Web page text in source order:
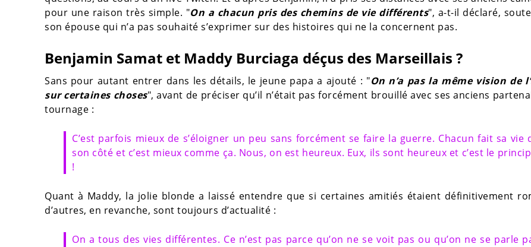
pour une raison très simple. "On a chacun pris des chemins de vie différents", a-t-il déclaré,
son épouse qui n’a pas souhaité s’exprimer sur des histoires qui ne la concernent pas.
Benjamin Samat et Maddy Burciaga déçus des Marseillais ?
Sans pour autant entrer dans les détails, le jeune papa a ajouté : "On n’a pas la même vision de
sur certaines choses", avant de préciser qu’il n’était pas forcément brouillé avec ses anciens
tournage :
C’est parfois mieux de s’éloigner un peu sans forcément se faire la guerre. Chacun fait sa vie
son côté et c’est mieux comme ça. Nous, on est heureux. Eux, ils sont heureux et c’est le
!
Quant à Maddy, la jolie blonde a laissé entendre que si certaines amitiés étaient définitivement
d’autres, en revanche, sont toujours d’actualité :
On a tous des vies différentes. Ce n’est pas parce qu’on ne se voit pas ou qu’on ne se parle